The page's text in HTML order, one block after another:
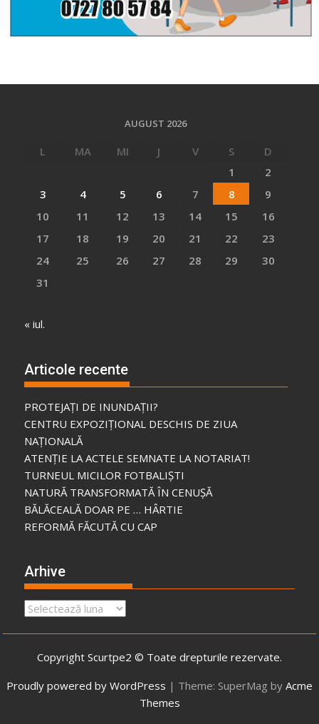
AUGUST 2026
L MA MI J V S
D
1
2
3
4 5 6 7 8
9
10
11 12 13 14 15
16
17
18 19 20 21 22
23
24
25 26 27 28 29
30
31
« iul.
Articole recente
PROTEJAȚI DE INUNDAȚII?
CENTRU EXPOZIȚIONAL DESCHIS DE ZIUA
NAȚIONALĂ
ATENȚIE LA ACTELE SEMNATE LA NOTARIAT!
TURNEUL MICILOR FOTBALIȘTI
NATURĂ TRANSFORMATĂ ÎN CENUȘĂ
BĂLĂCEALĂ DOAR PE … HÂRTIE
REFORMĂ FĂCUTĂ CU CAP
Arhive
Arhive
Copyright Scurtpe2 © Toate drepturile rezervate.
Proudly powered by WordPress | Theme: SuperMag by Acme
Themes